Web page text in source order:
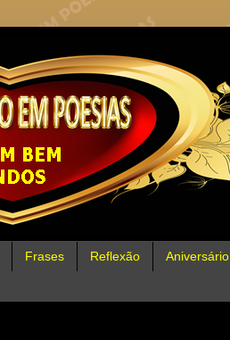
Frases Reflexão Aniversário